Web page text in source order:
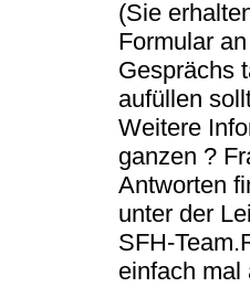
(Sie
Formular
Gesprächs
aufüllen
Weitere
ganzen ?
Antworten
unter der
SFH-
einfach mal